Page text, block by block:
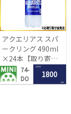
アクエリアス スパ
ークリング 490ml
×24本【取り寄せ
入荷後次第発送】
74-
DO
1 PLAY
1800
LRC